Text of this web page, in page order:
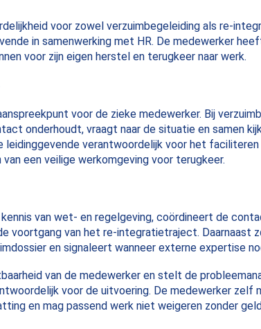
voor zowel verzuimbegeleiding als re-
in samenwerking met HR. De medewerker
voor zijn eigen herstel en terugkeer naar werk.
voor de zieke medewerker. Bij
onderhoudt, vraagt naar de situatie en samen
verantwoordelijk voor het faciliteren
een veilige werkomgeving voor terugkeer.
van wet- en regelgeving, coördineert de
voortgang van het re-integratietraject. Daarnaast
en signaleert wanneer externe expertise
van de medewerker en stelt de
voor de uitvoering. De medewerker zelf
en mag passend werk niet weigeren zonder